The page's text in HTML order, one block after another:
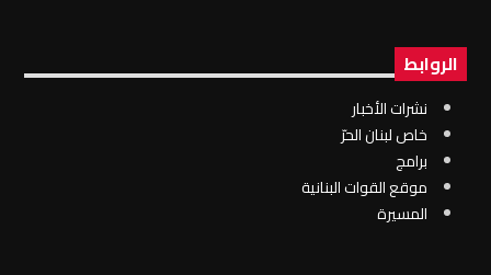
الروابط
نشرات الأخبار
خاص لبنان الحرّ
برامج
موقع القوات البنانية
المسيرة